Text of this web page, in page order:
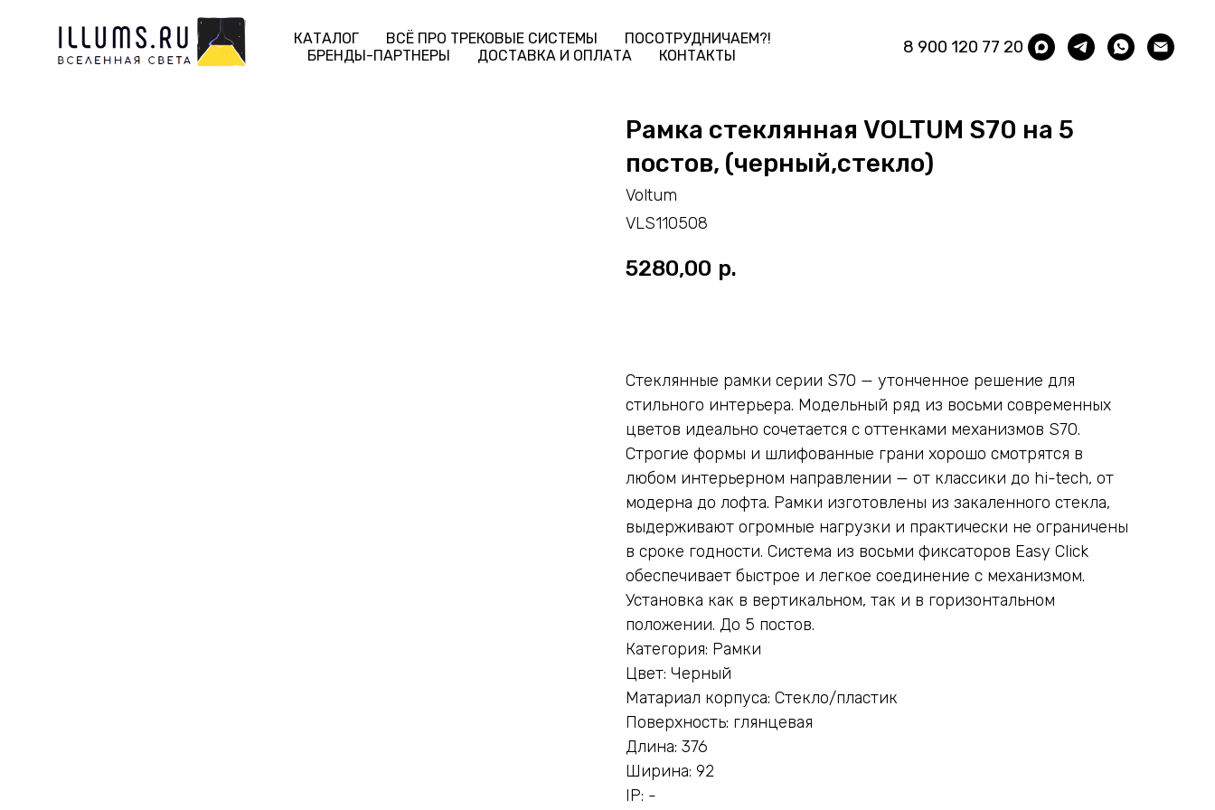
КАТАЛОГ ВСЁ ПРО ТРЕКОВЫЕ СИСТЕМЫ
ПОСОТРУДНИЧАЕМ?!
БРЕНДЫ-ПАРТНЕРЫ
ДОСТАВКА И ОПЛАТА КОНТАКТЫ 8 900 120 77 20
Рамка стеклянная VOLTUM S70 на 5
постов, (черный,стекло)
Voltum
VLS110508
5280,00 р.
Стеклянные рамки серии S70 — утонченное решение для
стильного интерьера. Модельный ряд из восьми современных
цветов идеально сочетается с оттенками механизмов S70.
Строгие формы и шлифованные грани хорошо смотрятся в
любом интерьерном направлении — от классики до hi-tech, от
модерна до лофта. Рамки изготовлены из закаленного стекла,
выдерживают огромные нагрузки и практически не ограничены
в сроке годности. Система из восьми фиксаторов Easy Click
обеспечивает быстрое и легкое соединение с механизмом.
Установка как в вертикальном, так и в горизонтальном
положении. До 5 постов.
Категория: Рамки
Цвет: Черный
Матариал корпуса: Стекло/пластик
Поверхность: глянцевая
Длина: 376
Ширина: 92
IP: -